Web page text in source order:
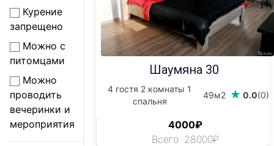
Курение
запрещено
Можно с
питомцами
Можно
проводить
вечеринки и
мероприятия
Шаумяна 30
4 гостя 2 комнаты 1
спальня
49м2 0.0(0)
4000₽
Всего: 28000₽